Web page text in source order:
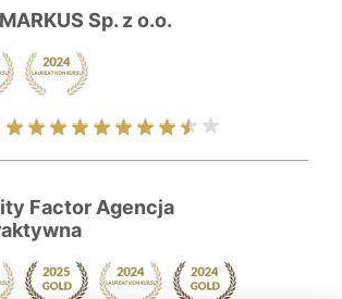
Sp. z o.o.
Factor Agencja